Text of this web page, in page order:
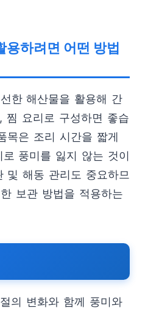
용하려면 어떤 방법
한 해산물을 활용해 간
찜 요리로 구성하면 좋습
목은 조리 시간을 짧게
풍미를 잃지 않는 것이
및 해동 관리도 중요하므
보관 방법을 적용하는
의 변화와 함께 풍미와